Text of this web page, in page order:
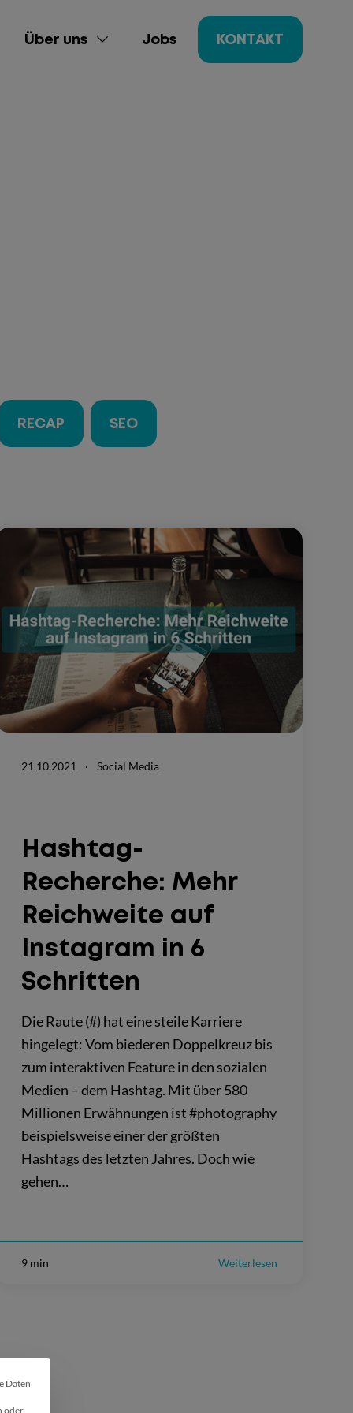
Über uns Jobs KONTAKT
RECAP SEO
21.10.2021 · Social Media
Hashtag-
Recherche: Mehr
Reichweite auf
Instagram in 6
Schritten
Die Raute (#) hat eine steile Karriere
hingelegt: Vom biederen Doppelkreuz bis
zum interaktiven Feature in den sozialen
Medien – dem Hashtag. Mit über 580
Millionen Erwähnungen ist #photography
beispielsweise einer der größten
Hashtags des letzten Jahres. Doch wie
gehen…
9 min Weiterlesen
🍪
Daten
oder